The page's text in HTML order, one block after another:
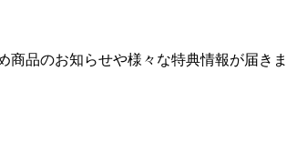
品のお知らせや様々な特典情報が届きま